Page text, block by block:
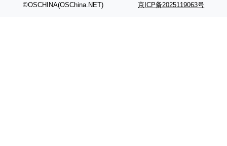
©OSCHINA(OSChina.NET) 京ICP备2025119063号